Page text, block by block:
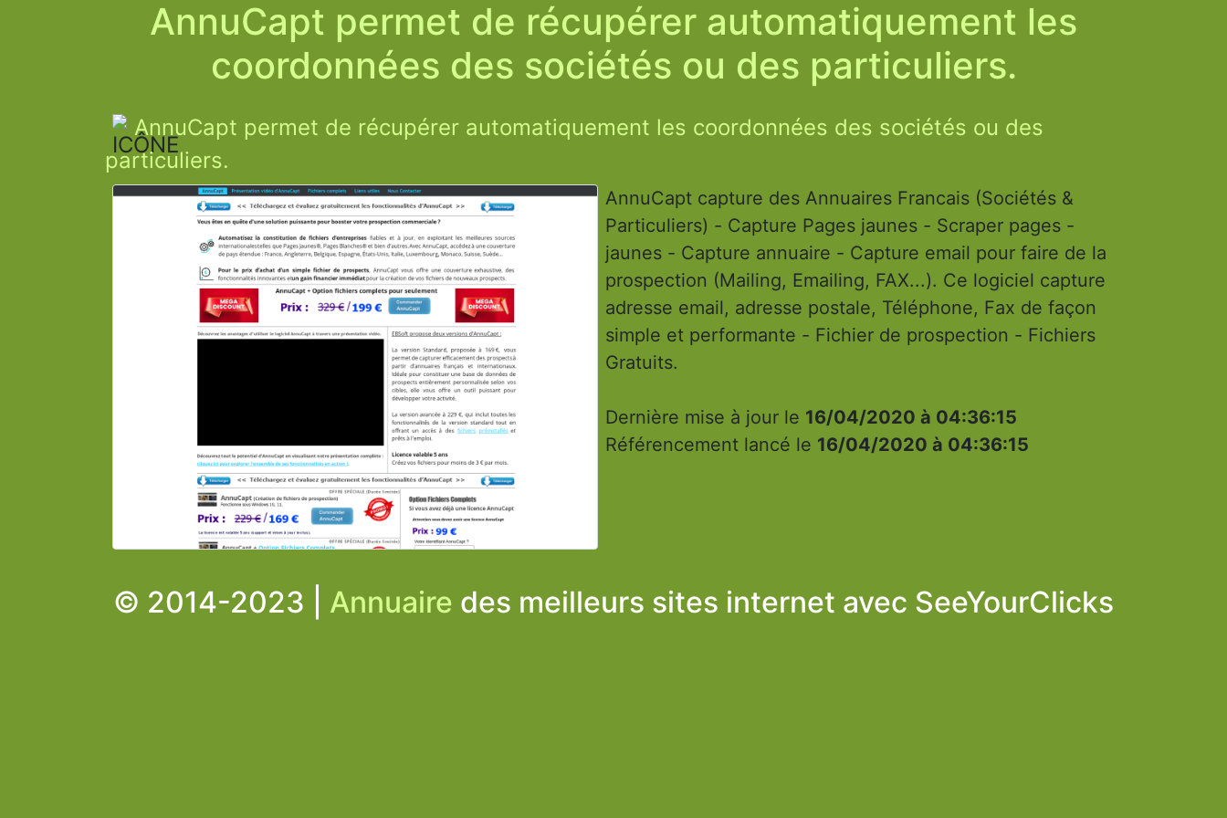
AnnuCapt permet de récupérer automatiquement les
coordonnées des sociétés ou des particuliers.
AnnuCapt permet de récupérer automatiquement les coordonnées des sociétés ou des
particuliers.
AnnuCapt capture des Annuaires Francais (Sociétés &
Particuliers) - Capture Pages jaunes - Scraper pages -
jaunes - Capture annuaire - Capture email pour faire de la
prospection (Mailing, Emailing, FAX...). Ce logiciel capture
adresse email, adresse postale, Téléphone, Fax de façon
simple et performante - Fichier de prospection - Fichiers
Gratuits.
Dernière mise à jour le 16/04/2020 à 04:36:15
Référencement lancé le 16/04/2020 à 04:36:15
© 2014-2023 | Annuaire des meilleurs sites internet avec SeeYourClicks